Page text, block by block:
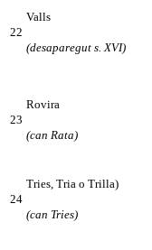
22
Valls
(desaparegut s. XVI)
23
Rovira
(can Rata)
24
Tries, Tria o Trilla)
(can Tries)